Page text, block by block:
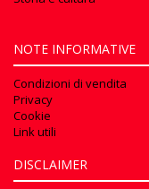
NOTE INFORMATIVE
Condizioni di vendita
Privacy
Cookie
Link utili
DISCLAIMER